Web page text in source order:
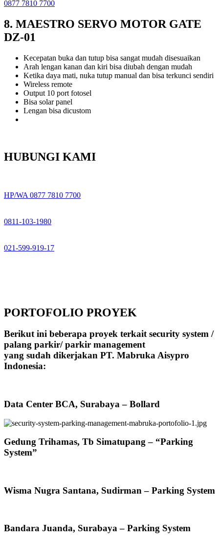
0877 7810 7700
8. MAESTRO SERVO MOTOR GATE
DZ-01
Kecepatan buka dan tutup bisa sangat mudah disesuaikan
Arah lengan kanan dan kiri bisa diubah dengan mudah
Ketika daya mati, nuka tutup manual dan bisa terkunci sendiri
Wireless remote
Output 10 port fotosel
Bisa solar panel
Lengan bisa dicustom
HUBUNGI KAMI
HP/WA 0877 7810 7700
0811-103-1980
021-599-919-17
PORTOFOLIO PROYEK
Berikut ini beberapa proyek terkait security system /
palang parkir/ parkir management
yang sudah dikerjakan PT. Mabruka Aisypro
Indonesia:
Data Center BCA, Surabaya – Bollard
Gedung Trihamas, Tb Simatupang – “Parking
System”
Wisma Nugra Santana, Sudirman – Parking System
Bandara Juanda, Surabaya – Parking System